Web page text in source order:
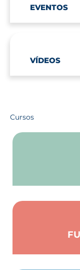
EVENTOS
VÍDEOS
Cursos